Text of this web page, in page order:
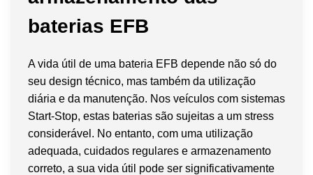
baterias EFB
A vida útil de uma bateria EFB depende não só do
seu design técnico, mas também da utilização
diária e da manutenção. Nos veículos com sistemas
Start-Stop, estas baterias são sujeitas a um stress
considerável. No entanto, com uma utilização
adequada, cuidados regulares e armazenamento
correto, a sua vida útil pode ser significativamente